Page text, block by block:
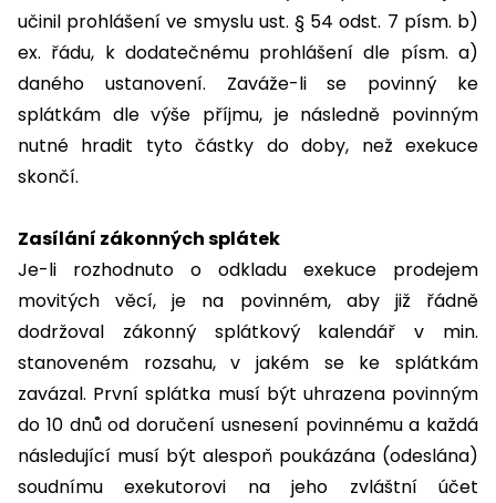
učinil prohlášení ve smyslu ust. § 54 odst. 7 písm. b)
ex. řádu, k dodatečnému prohlášení dle písm. a)
daného ustanovení. Zaváže-li se povinný ke
splátkám dle výše příjmu, je následně povinným
nutné hradit tyto částky do doby, než exekuce
skončí.
Zasílání zákonných splátek
Je-li rozhodnuto o odkladu exekuce prodejem
movitých věcí, je na povinném, aby již řádně
dodržoval zákonný splátkový kalendář v min.
stanoveném rozsahu, v jakém se ke splátkám
zavázal. První splátka musí být uhrazena povinným
do 10 dnů od doručení usnesení povinnému a každá
následující musí být alespoň poukázána (odeslána)
soudnímu exekutorovi na jeho zvláštní účet